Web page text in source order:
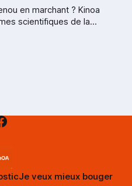
en marchant ? Kinoa
scientifiques de la
recherche.
Je veux mieux bouger